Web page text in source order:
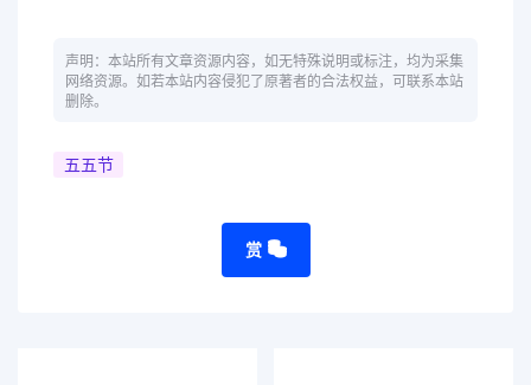
声明：本站所有文章资源内容，如无特殊说明或标注，均为采集
网络资源。如若本站内容侵犯了原著者的合法权益，可联系本站
删除。
五五节
赏